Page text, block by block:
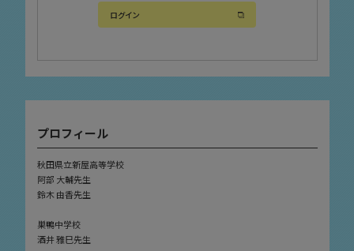
ログイン
プロフィール
秋田県立新屋高等学校
阿部 大輔先生
鈴木 由香先生
巣鴨中学校
酒井 雅巳先生